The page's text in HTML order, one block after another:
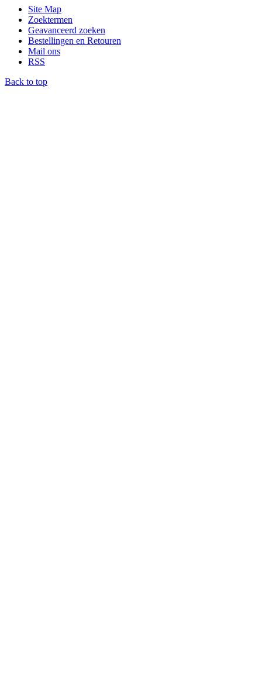
Site Map
Zoektermen
Geavanceerd zoeken
Bestellingen en Retouren
Mail ons
RSS
Back to top